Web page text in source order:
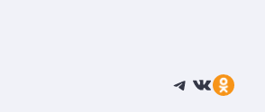
Telegram